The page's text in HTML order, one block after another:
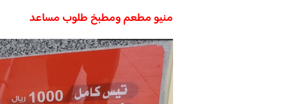
منيو مطعم ومطبخ طلوب مساعد